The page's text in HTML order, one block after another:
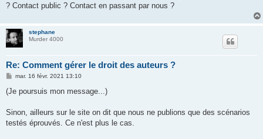
? Contact public ? Contact en passant par nous ?
stephane
Murder 4000
Re: Comment gérer le droit des auteurs ?
M
s
g
mar. 16 févr. 2021 13:10
(Je poursuis mon message...)
Sinon, ailleurs sur le site on dit que nous ne publions que des scénarios
testés éprouvés. Ce n'est plus le cas.